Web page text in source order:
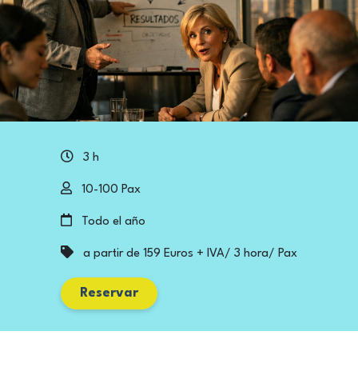
3 h
10-100 Pax
Todo el año
a partir de 159 Euros + IVA/ 3 hora/ Pax
Reservar